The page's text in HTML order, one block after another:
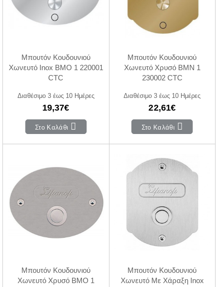
Μπουτόν Κουδουνιού
Χωνευτό Inox BMO 1 220001
CTC
Διαθέσιμο 3 έως 10 Ημέρες
19,37€
Στο Καλάθι
Μπουτόν Κουδουνιού
Χωνευτό Χρυσό BMN 1
230002 CTC
Διαθέσιμο 3 έως 10 Ημέρες
22,61€
Στο Καλάθι
Μπουτόν Κουδουνιού
Χωνευτό Χρυσό BMO 1
Μπουτόν Κουδουνιού
Χωνευτό Με Χάραξη Inox